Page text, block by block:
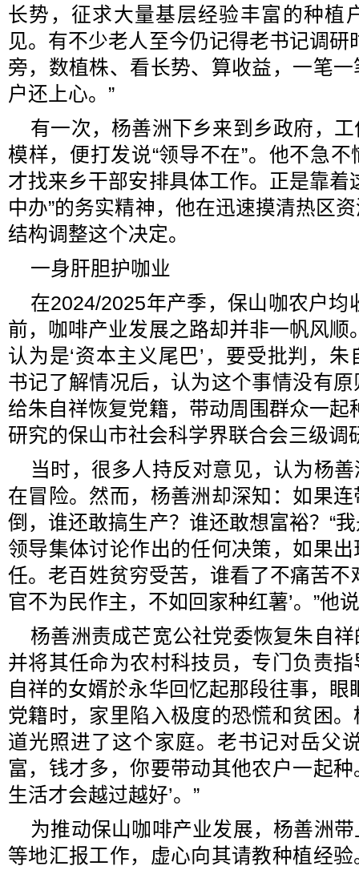
长势，征求大量基层经验丰富的种植
见。有不少老人至今仍记得老书记调研
旁，数植株、看长势、算收益，一笔
户还上心。”
有一次，杨善洲下乡来到乡政府，
模样，便打发说“领导不在”。他不急
才找来乡干部安排具体工作。正是靠着
中办”的务实精神，他在迅速摸清热区
结构调整这个决定。
一身肝胆护咖业
在2024/2025年产季，保山咖农户均
前，咖啡产业发展之路却并非一帆风顺
认为是‘资本主义尾巴’，要受批判，
书记了解情况后，认为这个事情没有
给朱自祥恢复党籍，带动周围群众一起
研究的保山市社会科学界联合会三级调
当时，很多人持反对意见，认为杨
在冒险。然而，杨善洲却深知：如果
倒，谁还敢搞生产？谁还敢想富裕？“
领导集体讨论作出的任何决策，如果
任。老百姓贫穷受苦，谁看了不痛苦
官不为民作主，不如回家种红薯’。”他
杨善洲责成芒宽公社党委恢复朱自
并将其任命为农村科技员，专门负责
自祥的女婿於永华回忆起那段往事，眼
党籍时，家里陷入极度的恐慌和贫困
道光照进了这个家庭。老书记对岳父
富，钱才多，你要带动其他农户一起
生活才会越过越好’。”
为推动保山咖啡产业发展，杨善洲
等地汇报工作，虚心向其请教种植经